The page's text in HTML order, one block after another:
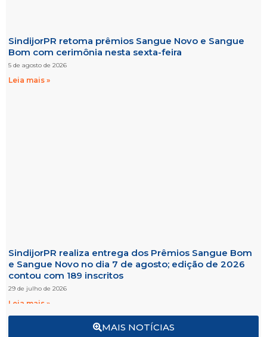
MAIS NOTÍCIAS
SindijorPR retoma prêmios Sangue Novo e Sangue
Bom com cerimônia nesta sexta-feira
5 de agosto de 2026
Leia mais »
SindijorPR realiza entrega dos Prêmios Sangue Bom
e Sangue Novo no dia 7 de agosto; edição de 2026
contou com 189 inscritos
29 de julho de 2026
Leia mais »